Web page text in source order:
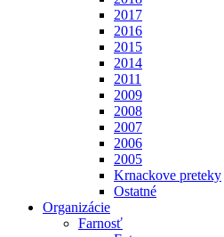
2017
2016
2015
2014
2011
2009
2008
2007
2006
2005
Krnackove preteky
Ostatné
Organizácie
Farnosť